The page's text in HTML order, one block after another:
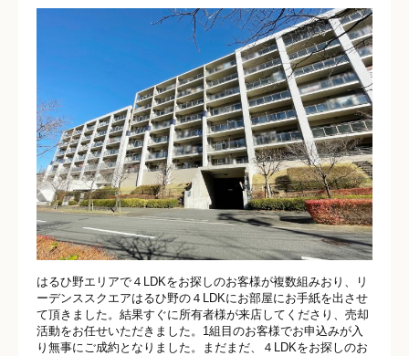
はるひ野エリアで４LDKをお探しのお客様が複数組みおり、リ
ーデンススクエアはるひ野の４LDKにお部屋にお手紙を出させ
て頂きました。結果すぐに所有者様が来店してくださり、売却
活動をお任せいただきました。1組目のお客様でお申込みが入
り無事にご成約となりました。まだまだ、４LDKをお探しのお